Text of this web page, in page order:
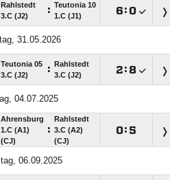
Rahlstedt
3.C (J2)
: Teutonia 10
1.C (J1)
: 
31.05.2026
Teutonia 05
3.C (J2)
:
Rahlstedt
3.C (J2)
: 
04.07.2025
Ahrensburg
1.C (A1)
(CJ)
:
Rahlstedt
3.C (A2)
(CJ)
: 
06.09.2025